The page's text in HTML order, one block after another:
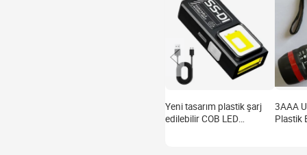
Yeni tasarım plastik şarj
edilebilir COB LED
3AAA
Plastik